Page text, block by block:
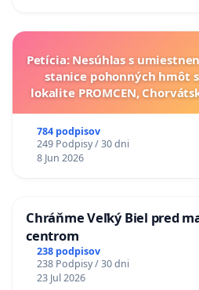
Petícia: Nesúhlas s
stanice pohonných hmôt
lokalite PROMCEN,
784 podpisov
249 Podpisy / 30 dni
8 Jun 2026
Chráňme Veľký Biel pred
centrom
238 podpisov
238 Podpisy / 30 dni
23 Jul 2026